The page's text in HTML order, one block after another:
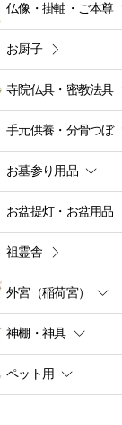
仏像・掛軸・ご本尊
お厨子
寺院仏具・密教法具
手元供養・分骨つぼ
お墓参り用品
お盆提灯・お盆用品
祖霊舎
外宮（稲荷宮）
神棚・神具
ペット用